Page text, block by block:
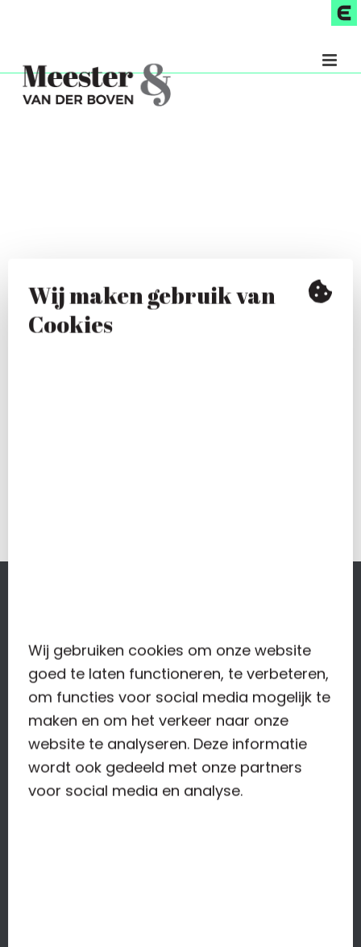
Ons administratiekantoor in Alkmaarbestaat pas sinds
2017. Het kantoor is opgericht door twee ondernemers,
die zich er aan stoorden dat hun boekhouder te weinig
assertief was.Lees meer…
DIENSTEN
Administratie
Wij maken gebruik van
Cookies
Wij gebruiken cookies om onze website
goed te laten functioneren, te verbeteren,
om functies voor social media mogelijk te
maken en om het verkeer naar onze
website te analyseren. Deze informatie
wordt ook gedeeld met onze partners
voor social media en analyse.